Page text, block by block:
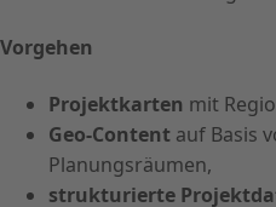
Vorgehen
Projektkarten mit
Geo-Content auf Basis
Planungsräumen,
strukturierte